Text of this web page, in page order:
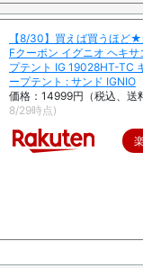
【8/30】買えば買うほど
Fクーポン イグニオ ヘキ
プテント IG 19028HT-TC
ープテント : サンド IGNIO
価格：14999円（税込、送
8/29時点)